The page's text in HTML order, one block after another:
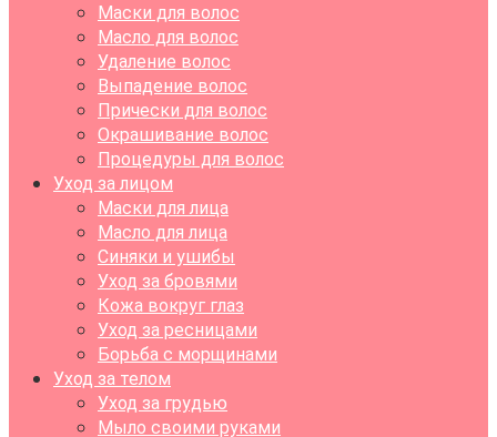
Маски для волос
Масло для волос
Удаление волос
Выпадение волос
Прически для волос
Окрашивание волос
Процедуры для волос
Уход за лицом
Маски для лица
Масло для лица
Синяки и ушибы
Уход за бровями
Кожа вокруг глаз
Уход за ресницами
Борьба с морщинами
Уход за телом
Уход за грудью
Мыло своими руками